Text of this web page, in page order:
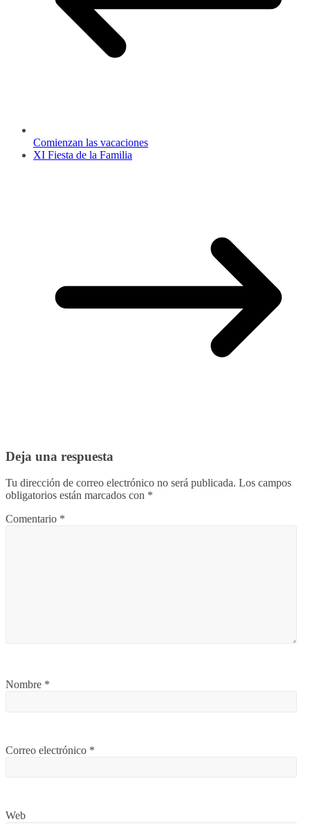
Comienzan las vacaciones
XI Fiesta de la Familia
Deja una respuesta
Tu dirección de correo electrónico no será publicada. Los campos
obligatorios están marcados con *
Comentario *
Nombre *
Correo electrónico *
Web